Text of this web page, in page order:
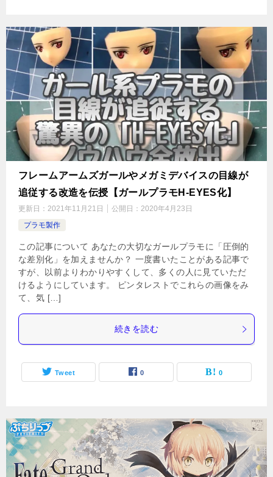
フレームアームズガールやメガミデバイスの目線が
追従する改造を伝授【ガールプラモH-EYES化】
更新日： 2021年11月21日 公開日： 2020年4月23日
プラモ製作
この記事について あなたの大切なガールプラモに「圧倒的
な差別化」を加えませんか？ 一度書いたことがある記事で
すが、以前よりわかりやすくして、多くの人に見ていただ
けるようにしています。 ピンタレストでこれらの画像をみ
て、気 […]
続きを読む
Tweet 0 0